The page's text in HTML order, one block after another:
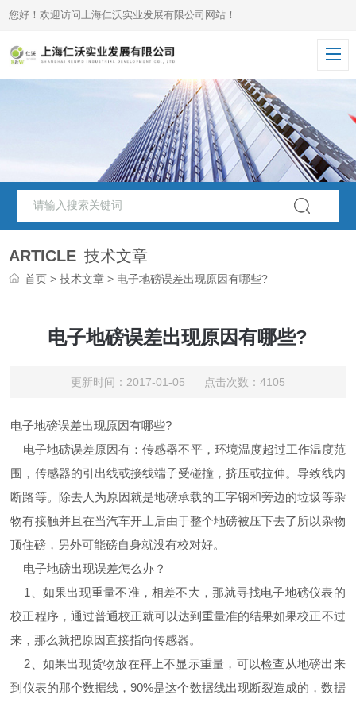
您好！欢迎访问上海仁沃实业发展有限公司网站！
ARTICLE 技术文章
首页 >技术文章 > 电子地磅误差出现原因有哪些?
电子地磅误差出现原因有哪些?
更新时间：2017-01-05 点击次数：4105
电子地磅误差出现原因有哪些?
电子地磅误差原因有：传感器不平，环境温度超过工作温度范
围，传感器的引出线或接线端子受碰撞，挤压或拉伸。导致线内
断路等。除去人为原因就是地磅承载的工字钢和旁边的垃圾等杂
物有接触并且在当汽车开上后由于整个地磅被压下去了所以杂物
顶住磅，另外可能磅自身就没有校对好。
电子地磅出现误差怎么办？
1、如果出现重量不准，相差不大，那就寻找电子地磅仪表的
校正程序，通过普通校正就可以达到重量准的结果如果校正不过
来，那么就把原因直接指向传感器。
2、如果出现货物放在秤上不显示重量，可以检查从地磅出来
到仪表的那个数据线，90%是这个数据线出现断裂造成的，数据